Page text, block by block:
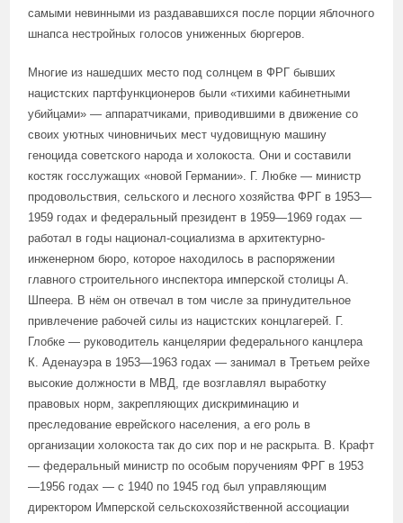
самыми невинными из раздававшихся после порции яблочного
шнапса нестройных голосов униженных бюргеров.
Многие из нашедших место под солнцем в ФРГ бывших
нацистских партфункционеров были «тихими кабинетными
убийцами» — аппаратчиками, приводившими в движение со
своих уютных чиновничьих мест чудовищную машину
геноцида советского народа и холокоста. Они и составили
костяк госслужащих «новой Германии». Г. Любке — министр
продовольствия, сельского и лесного хозяйства ФРГ в 1953—
1959 годах и федеральный президент в 1959—1969 годах —
работал в годы национал-социализма в архитектурно-
инженерном бюро, которое находилось в распоряжении
главного строительного инспектора имперской столицы А.
Шпеера. В нём он отвечал в том числе за принудительное
привлечение рабочей силы из нацистских концлагерей. Г.
Глобке — руководитель канцелярии федерального канцлера
К. Аденауэра в 1953—1963 годах — занимал в Третьем рейхе
высокие должности в МВД, где возглавлял выработку
правовых норм, закрепляющих дискриминацию и
преследование еврейского населения, а его роль в
организации холокоста так до сих пор и не раскрыта. В. Крафт
— федеральный министр по особым поручениям ФРГ в 1953
—1956 годах — с 1940 по 1945 год был управляющим
директором Имперской сельскохозяйственной ассоциации